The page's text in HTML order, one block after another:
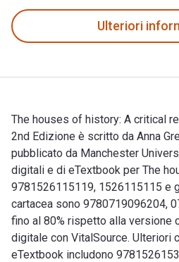
Ulteriori
The houses of history: A critical
2nd Edizione è scritto da Anna
pubblicato da Manchester
digitali e di eTextbook per The
9781526115119, 1526115115 e
cartacea sono 9780719096204,
fino al 80% rispetto alla versione
digitale con VitalSource. Ulteriori
eTextbook includono